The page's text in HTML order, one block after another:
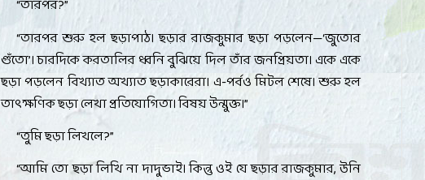
“তারপর?”
“তারপর শুরু হল ছড়াপাঠ। ছড়ার রাজকুমার ছড়া পড়লেন—‘জুতোর
গুঁতো’।চারদিকে করতালির ধ্বনি বুঝিয়ে দিল তাঁর জনপ্রিয়তা। একে একে
ছড়া পড়লেন বিখ্যাত অখ্যাত ছড়াকারেরা। এ-পর্বও মিটল শেষে। শুরু হল
তাৎক্ষণিক ছড়া লেখা প্রতিযোগিতা। বিষয় উন্মুক্ত।”
“তুমি ছড়া লিখলে?”
“আমি তো ছড়া লিখি না দাদুভাই। কিন্তু ওই যে ছড়ার রাজকুমার,উনি